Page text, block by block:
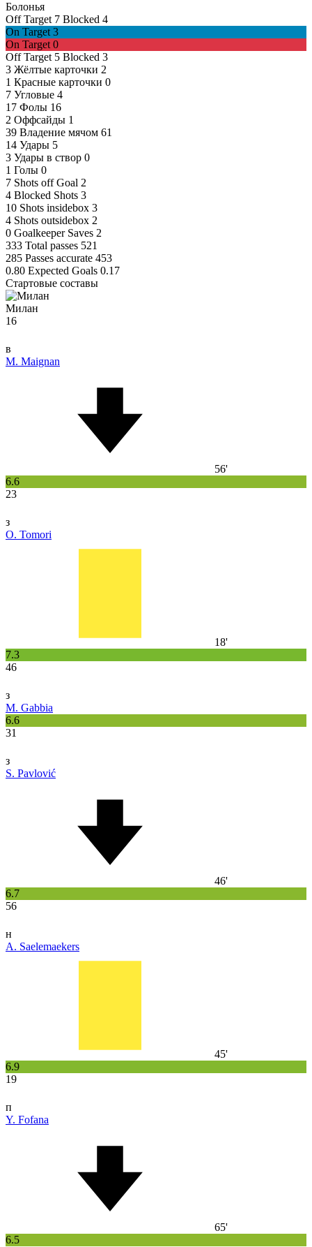
Болонья
Off Target 7 Blocked 4
On Target 3
On Target 0
Off Target 5 Blocked 3
3 Жёлтые карточки 2
1 Красные карточки 0
7 Угловые 4
17 Фолы 16
2 Оффсайды 1
39 Владение мячом 61
14 Удары 5
3 Удары в створ 0
1 Голы 0
7 Shots off Goal 2
4 Blocked Shots 3
10 Shots insidebox 3
4 Shots outsidebox 2
0 Goalkeeper Saves 2
333 Total passes 521
285 Passes accurate 453
0.80 Expected Goals 0.17
Стартовые составы
Милан
16
в
M. Maignan
56'
6.6
23
з
O. Tomori
18'
7.3
46
з
M. Gabbia
6.6
31
з
S. Pavlović
46'
6.7
56
н
A. Saelemaekers
45'
6.9
19
п
Y. Fofana
65'
6.5